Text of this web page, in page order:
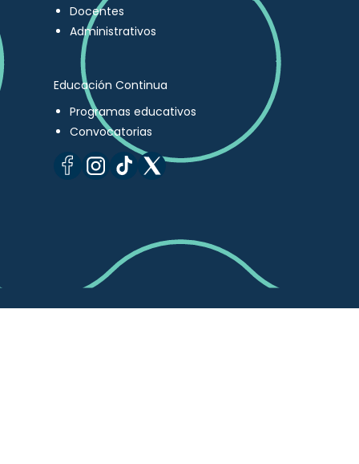
Docentes
Administrativos
Educación Continua
Programas educativos
Convocatorias